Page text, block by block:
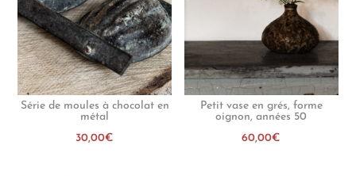
Série de moules à chocolat en
métal
30,00€
Petit vase en grés, forme
oignon, années 50
60,00€